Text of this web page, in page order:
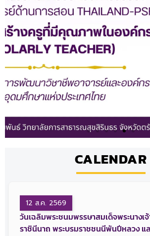
CALENDAR
12 ส.ค. 2569
วันเฉลิมพระชนมพรรษาสมเด็จพระนางเ
ราชินีนาถ พระบรมราชชนนีพันปีหลวง แ